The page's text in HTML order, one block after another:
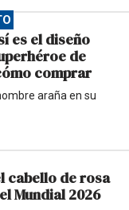
es el diseño
de
comprar
araña en su
cabello de rosa
Mundial 2026